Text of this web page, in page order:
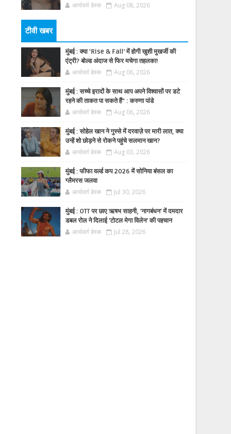
आर्यावर्त डेस्क Aug 08, 2026
टीवी खबर
मुंबई : क्या ‘Rise & Fall’ में होगी खुशी मुखर्जी की
एंट्री? बोल्ड अंदाज से फिर मचेगा तहलका!
आर्यावर्त डेस्क Aug 06, 2026
मुंबई : सच्चे इरादों के साथ आप अपने विश्वासों पर डटे
रहने की ताकत पा सकते हैं” : करुणा पांडे
आर्यावर्त डेस्क Aug 06, 2026
मुंबई : सोहेल खान ने गुस्से में दरवाज़े पर मारी लात, क्या
उन्हें शो छोड़ने से रोकने पहुंचे सलमान खान?
आर्यावर्त डेस्क Aug 03, 2026
मुंबई : फीफा वर्ल्ड कप 2026 में सोनिया बंसल का
ग्लैमरस जलवा
आर्यावर्त डेस्क Jul 30, 2026
मुंबई : OTT पर छाए ऋषभ साहनी, 'नागबंधन' में दमदार
डबल रोल ने दिलाई 'टोटल मेगा विलेन' की पहचान
आर्यावर्त डेस्क Jul 28, 2026